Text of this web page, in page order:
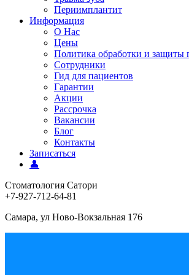
Периимплантит
Информация
О Нас
Цены
Политика обработки и защиты
Сотрудники
Гид для пациентов
Гарантии
Акции
Рассрочка
Вакансии
Блог
Контакты
Записаться
👤
Стоматология Сатори
+7-927-712-64-81
Самара, ул Ново-Вокзальная 176